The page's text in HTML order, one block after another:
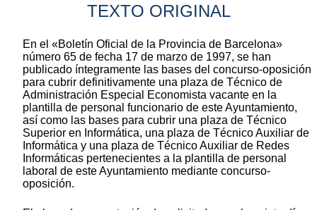
TEXTO ORIGINAL
En el «Boletín Oficial de la Provincia de Barcelona»
número 65 de fecha 17 de marzo de 1997, se han
publicado íntegramente las bases del concurso-oposición
para cubrir definitivamente una plaza de Técnico de
Administración Especial Economista vacante en la
plantilla de personal funcionario de este Ayuntamiento,
así como las bases para cubrir una plaza de Técnico
Superior en Informática, una plaza de Técnico Auxiliar de
Informática y una plaza de Técnico Auxiliar de Redes
Informáticas pertenecientes a la plantilla de personal
laboral de este Ayuntamiento mediante concurso-
oposición.